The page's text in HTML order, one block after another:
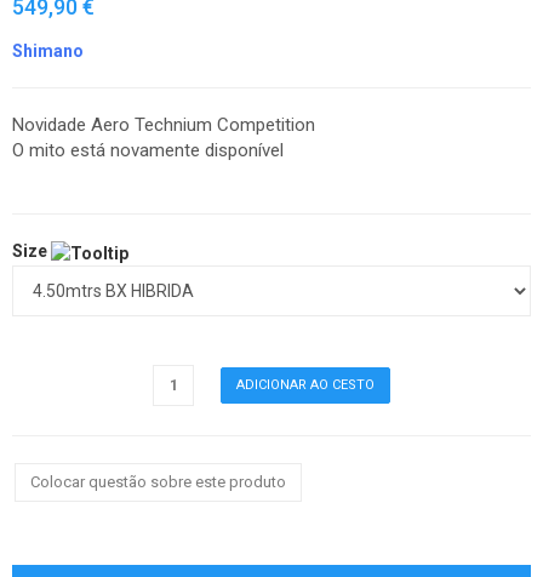
549,90 €
Shimano
Novidade Aero Technium Competition
O mito está novamente disponível
Size
Colocar questão sobre este produto